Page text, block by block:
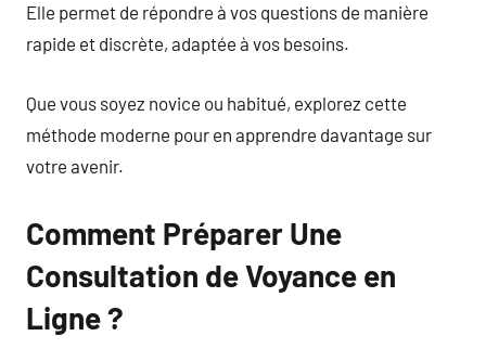
Elle permet de répondre à vos questions de manière
rapide et discrète, adaptée à vos besoins.
Que vous soyez novice ou habitué, explorez cette
méthode moderne pour en apprendre davantage sur
votre avenir.
Comment Préparer Une
Consultation de Voyance en
Ligne ?